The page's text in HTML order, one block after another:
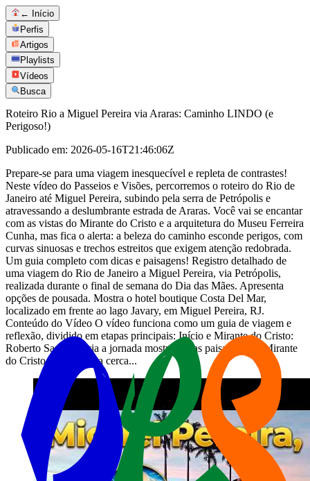
← Início
Perfis
Artigos
Playlists
Vídeos
Busca
Roteiro Rio a Miguel Pereira via Araras: Caminho LINDO (e
Perigoso!)
Publicado em: 2026-05-16T21:46:06Z
Prepare-se para uma viagem inesquecível e repleta de contrastes!
Neste vídeo do Passeios e Visões, percorremos o roteiro do Rio de
Janeiro até Miguel Pereira, subindo pela serra de Petrópolis e
atravessando a deslumbrante estrada de Araras. Você vai se encantar
com as vistas do Mirante do Cristo e a arquitetura do Museu Ferreira
Cunha, mas fica o alerta: a beleza do caminho esconde perigos, com
curvas sinuosas e trechos estreitos que exigem atenção redobrada.
Um guia completo com dicas e paisagens! Registro detalhado de
uma viagem do Rio de Janeiro a Miguel Pereira, via Petrópolis,
realizada durante o final de semana do Dia das Mães. Apresenta
opções de pousada. Mostra o hotel boutique Costa Del Mar,
localizado em frente ao lago Javary, em Miguel Pereira, RJ.
Conteúdo do Vídeo O vídeo funciona como um guia de viagem e
reflexão, dividido em etapas principais: Início e Mirante do Cristo:
Roberto Santos inicia a jornada mostrando as paisagens do Mirante
do Cristo, localizado a cerca...